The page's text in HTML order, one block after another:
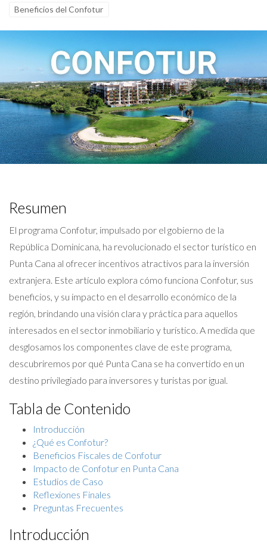
Beneficios del Confotur
Resumen
El programa Confotur, impulsado por el gobierno de la
República Dominicana, ha revolucionado el sector turístico en
Punta Cana al ofrecer incentivos atractivos para la inversión
extranjera. Este artículo explora cómo funciona Confotur, sus
beneficios, y su impacto en el desarrollo económico de la
región, brindando una visión clara y práctica para aquellos
interesados en el sector inmobiliario y turístico. A medida que
desglosamos los componentes clave de este programa,
descubriremos por qué Punta Cana se ha convertido en un
destino privilegiado para inversores y turistas por igual.
Tabla de Contenido
Introducción
¿Qué es Confotur?
Beneficios Fiscales de Confotur
Impacto de Confotur en Punta Cana
Estudios de Caso
Reflexiones Finales
Preguntas Frecuentes
Introducción